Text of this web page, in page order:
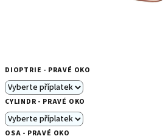
DIOPTRIE - PRAVÉ OKO
CYLINDR - PRAVÉ OKO
OSA - PRAVÉ OKO